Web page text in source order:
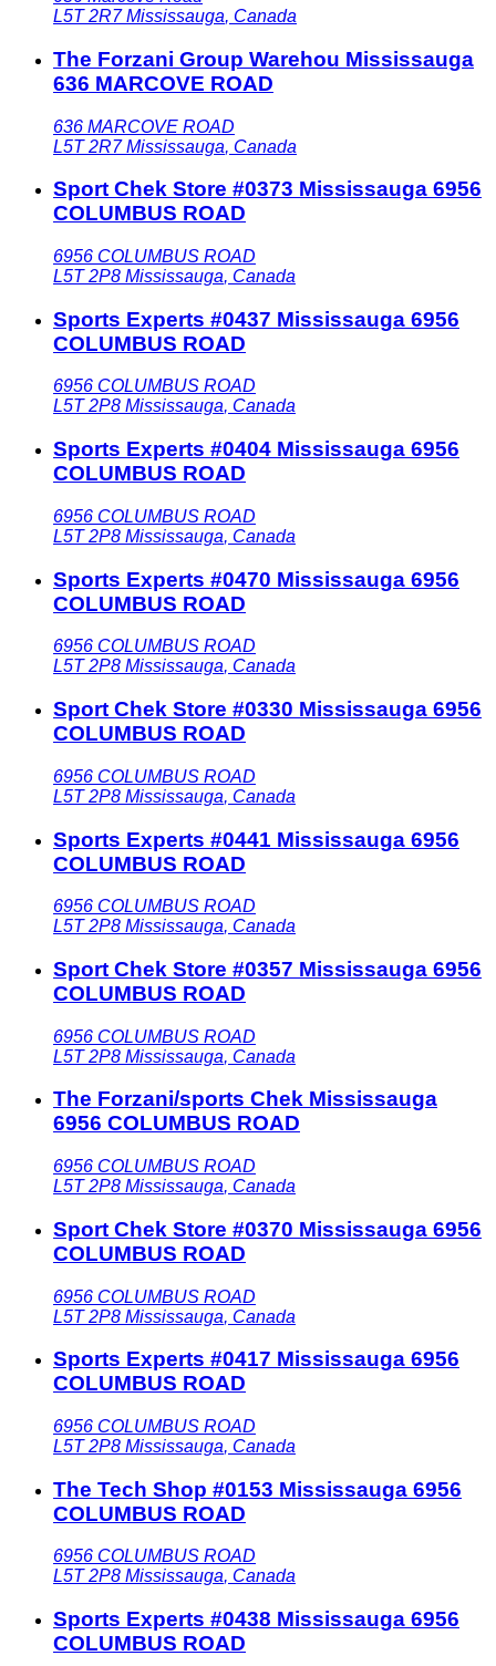
L5T 2R7 Mississauga, Canada
The Forzani Group Warehou Mississauga
636 MARCOVE ROAD
636 MARCOVE ROAD
L5T 2R7 Mississauga, Canada
Sport Chek Store #0373 Mississauga 6956
COLUMBUS ROAD
6956 COLUMBUS ROAD
L5T 2P8 Mississauga, Canada
Sports Experts #0437 Mississauga 6956
COLUMBUS ROAD
6956 COLUMBUS ROAD
L5T 2P8 Mississauga, Canada
Sports Experts #0404 Mississauga 6956
COLUMBUS ROAD
6956 COLUMBUS ROAD
L5T 2P8 Mississauga, Canada
Sports Experts #0470 Mississauga 6956
COLUMBUS ROAD
6956 COLUMBUS ROAD
L5T 2P8 Mississauga, Canada
Sport Chek Store #0330 Mississauga 6956
COLUMBUS ROAD
6956 COLUMBUS ROAD
L5T 2P8 Mississauga, Canada
Sports Experts #0441 Mississauga 6956
COLUMBUS ROAD
6956 COLUMBUS ROAD
L5T 2P8 Mississauga, Canada
Sport Chek Store #0357 Mississauga 6956
COLUMBUS ROAD
6956 COLUMBUS ROAD
L5T 2P8 Mississauga, Canada
The Forzani/sports Chek Mississauga
6956 COLUMBUS ROAD
6956 COLUMBUS ROAD
L5T 2P8 Mississauga, Canada
Sport Chek Store #0370 Mississauga 6956
COLUMBUS ROAD
6956 COLUMBUS ROAD
L5T 2P8 Mississauga, Canada
Sports Experts #0417 Mississauga 6956
COLUMBUS ROAD
6956 COLUMBUS ROAD
L5T 2P8 Mississauga, Canada
The Tech Shop #0153 Mississauga 6956
COLUMBUS ROAD
6956 COLUMBUS ROAD
L5T 2P8 Mississauga, Canada
Sports Experts #0438 Mississauga 6956
COLUMBUS ROAD